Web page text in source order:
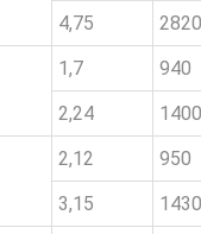
4,75
2820
1,7 940
2,24
1400
2,12 950
3,15
1430